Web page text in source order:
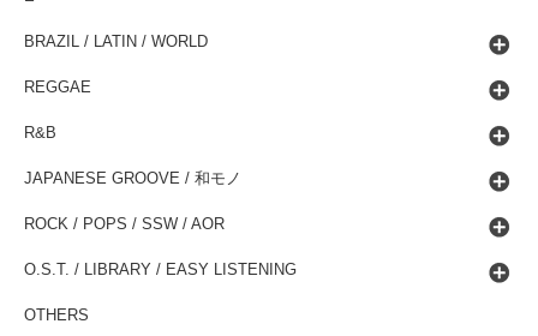
BRAZIL / LATIN / WORLD
REGGAE
R&B
JAPANESE GROOVE / 和モノ
ROCK / POPS / SSW / AOR
O.S.T. / LIBRARY / EASY LISTENING
OTHERS